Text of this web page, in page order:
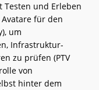
Testen und Erleben
für den
um
Infrastruktur-
zu prüfen (PTV
von
hinter dem